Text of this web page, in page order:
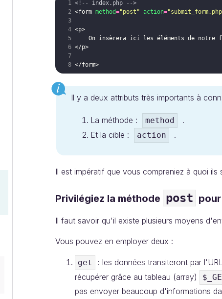
<!-- index.php
-->
<form method="post" action=
<p>
On insèrera ici les éléments de notre
</p>
</form>
Il y a deux attributs très importants à
La méthode : method
.
Et la cible :
action .
Il est impératif que vous compreniez à quoi ils
Privilégiez la méthode post
Il faut savoir qu'il existe plusieurs moyens
Vous pouvez en employer deux :
get
: les données transiteront par
récupérer grâce au tableau (array)
pas envoyer beaucoup d'informations